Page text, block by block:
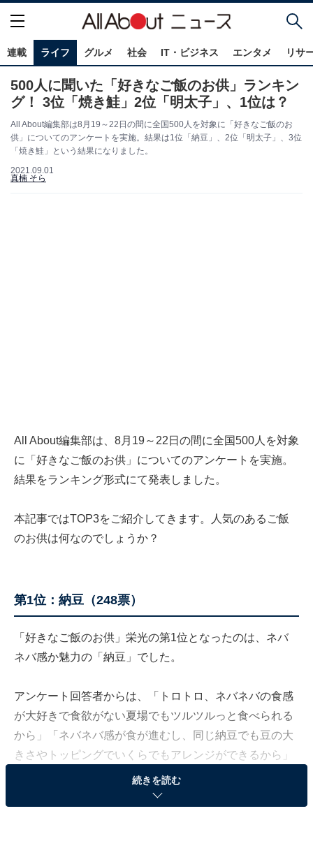
連載 ライフ グルメ 社会 IT・ビジネス エンタメ リサ
500人に聞いた「好きなご飯のお供」ランキン
グ！ 3位「焼き鮭」2位「明太子」、1位は？
All About編集部は8月19～22日の間に全国500人を対象に「好きなご飯のお
供」についてのアンケートを実施。結果は1位「納豆」、2位「明太子」、3位
「焼き鮭」という結果になりました。
2021.09.01
真楠 そら
All About編集部は、8月19～22日の間に全国500人を対象
に「好きなご飯のお供」についてのアンケートを実施。
結果をランキング形式にて発表しました。
本記事ではTOP3をご紹介してきます。人気のあるご飯
のお供は何なのでしょうか？
第1位：納豆（248票）
「好きなご飯のお供」栄光の第1位となったのは、ネバ
ネバ感か魅力の「納豆」でした。
アンケート回答者からは、「トロトロ、ネバネバの食感
が大好きで食欲がない夏場でもツルツルっと食べられる
から」「ネバネバ感が食が進むし、同じ納豆でも豆の大
きさやトッピングでいくらでもアレンジができるから」
など、1年中飽きずに食べられることや食がすすむとい
続きを読む